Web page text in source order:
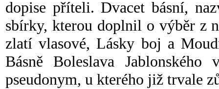
dopise příteli. Dvacet básní,
sbírky, kterou doplnil o výběr z
zlatí vlasové, Lásky boj a
Básně Boleslava
pseudonym, u kterého již trvale